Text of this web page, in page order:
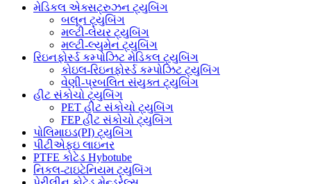
મેડિકલ એક્સટ્રુઝન ટ્યુબિંગ
બલૂન ટ્યુબિંગ
મલ્ટી-લેયર ટ્યુબિંગ
મલ્ટી-લ્યુમેન ટ્યુબિંગ
રિઇનફોર્સ્ડ કમ્પોઝિટ મેડિકલ ટ્યુબિંગ
કોઇલ-રિઇનફોર્સ્ડ કમ્પોઝિટ ટ્યુબિંગ
વેણી-પ્રબલિત સંયુક્ત ટ્યુબિંગ
હીટ સંકોચો ટ્યુબિંગ
PET હીટ સંકોચો ટ્યુબિંગ
FEP હીટ સંકોચો ટ્યુબિંગ
પોલિમાઇડ(PI) ટ્યુબિંગ
પીટીએફઇ લાઇનર
PTFE કોટેડ Hybotube
નિકલ-ટાઇટેનિયમ ટ્યુબિંગ